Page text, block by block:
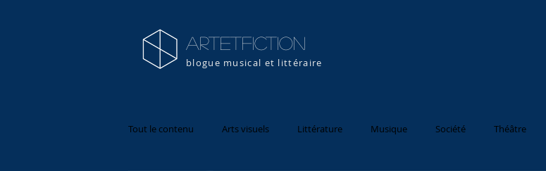
artETFICTION
blogue musical et littéraire
Tout le contenu Arts visuels Littérature Musique Société Théâtre